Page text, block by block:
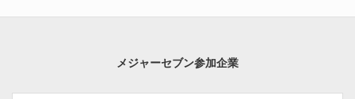
メジャーセブン参加企業